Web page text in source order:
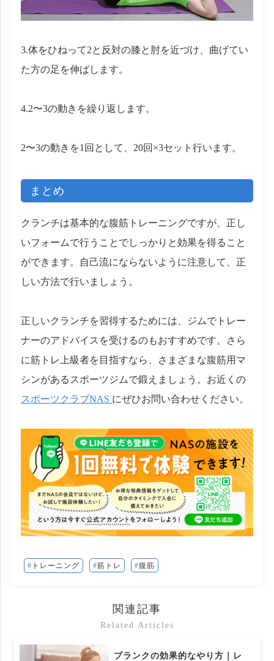
3.体をひねって2と反対の膝と肘を近づけ、曲げてい
た方の足を伸ばします。
4.2〜3の動きを繰り返します。
2〜3の動きを1回として、20回×3セット行います。
まとめ
クランチは基本的な腹筋トレーニングですが、正し
いフォームで行うことでしっかりと効果を得ること
ができます。自己流にならないように注意して、正
しい方法で行いましょう。
正しいクランチを習得するためには、ジムでトレー
ナーのアドバイスを受けるのもおすすめです。さら
に筋トレ上級者を目指すなら、さまざまな腹筋用マ
シンがあるスポーツジムで鍛えましょう。お近くの
スポーツクラブNAS にぜひお問い合わせください。
トレーニング 筋トレ 腹筋
関連記事
Related Articles
プランクの効果的なやり方｜レ